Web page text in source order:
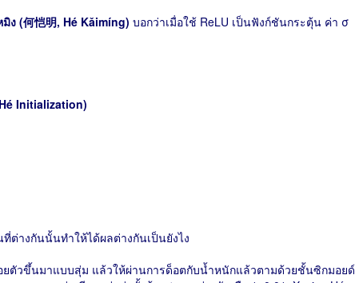
มิง (何恺明, Hé Kǎimíng) บอกว่าเมื่อใช้ ReLU เป็นฟังก์ชันกระตุ้น ค่า σ
Initialization)
ต่างกันนั้นทำให้ได้ผลต่างกันเป็นยังไง
ตัวขึ้นมาแบบสุ่ม แล้วให้ผ่านการด็อตกับน้ำหนักแล้วตามด้วยชั้นซิกมอยด์